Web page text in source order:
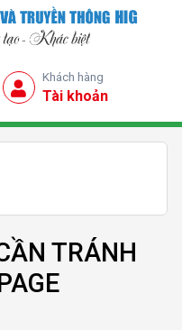
Khách hàng
Tài khoản
TRÁNH